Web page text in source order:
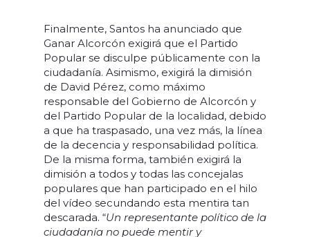
Finalmente, Santos ha anunciado que
Ganar Alcorcón exigirá que el Partido
Popular se disculpe públicamente con la
ciudadanía. Asimismo, exigirá la dimisión
de David Pérez, como máximo
responsable del Gobierno de Alcorcón y
del Partido Popular de la localidad, debido
a que ha traspasado, una vez más, la línea
de la decencia y responsabilidad política.
De la misma forma, también exigirá la
dimisión a todos y todas las concejalas
populares que han participado en el hilo
del vídeo secundando esta mentira tan
descarada. “Un representante político de la
ciudadanía no puede mentir y